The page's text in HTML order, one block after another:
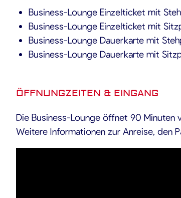
Business-Lounge Einzelticket mit
Business-Lounge Einzelticket mit
Business-Lounge Dauerkarte mit
Business-Lounge Dauerkarte mit
ÖFFNUNGZEITEN & EINGANG
Die Business-Lounge öffnet 90 Minuten
Weitere Informationen zur Anreise, den